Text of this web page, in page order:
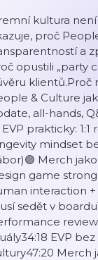
kultura
proč
a
opustili „party
klientů.Proč
& Culture
all-hands,
EVP prakticky:
mindset
Merch
game
interaction
sedět v
EVP
Merch